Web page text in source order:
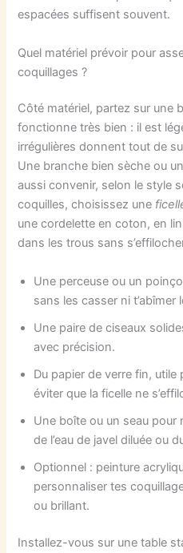
espacées suffisent souvent.
Quel matériel prévoir pour
coquillages ?
Côté matériel, partez sur une
fonctionne très bien : il est
irrégulières donnent tout de
Une branche bien sèche ou
aussi convenir, selon le style
coquilles, choisissez une
une cordelette en coton, en
dans les trous sans
Une perceuse ou un
sans les casser ni t’abîmer
Une paire de ciseaux
avec précision.
Du papier de verre fin,
éviter que la ficelle ne
Une boîte ou un seau pour
de l’eau de javel diluée ou
Optionnel : peinture
personnaliser tes
ou brillant.
Installez-vous sur une table